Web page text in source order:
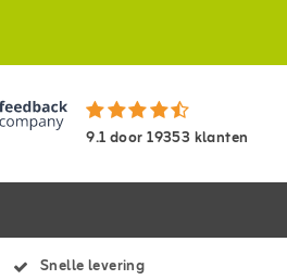
9.1door19353 klanten
Snelle levering